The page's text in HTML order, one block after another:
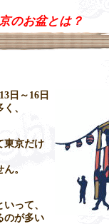
のお盆とは？
日～16日
、
東京だけ
。
って、
のが多い